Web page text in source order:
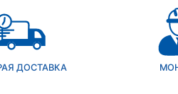
ДОСТАВКА